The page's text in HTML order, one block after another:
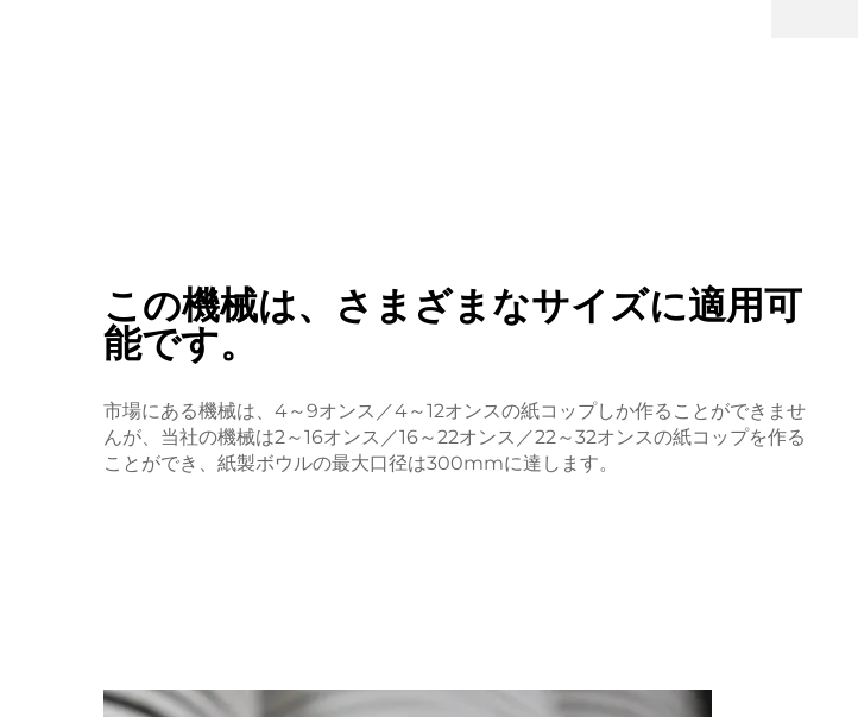
この機械は、さまざまなサイズに適用可
能です。
市場にある機械は、4～9オンス／4～12オンスの紙コップしか作ることができませ
んが、当社の機械は2～16オンス／16～22オンス／22～32オンスの紙コップを作る
ことができ、紙製ボウルの最大口径は300mmに達します。